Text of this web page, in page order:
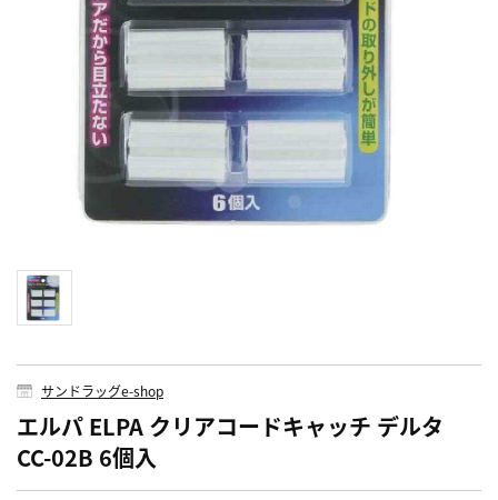
サンドラッグe-shop
エルパ ELPA クリアコードキャッチ デルタ
CC-02B 6個入